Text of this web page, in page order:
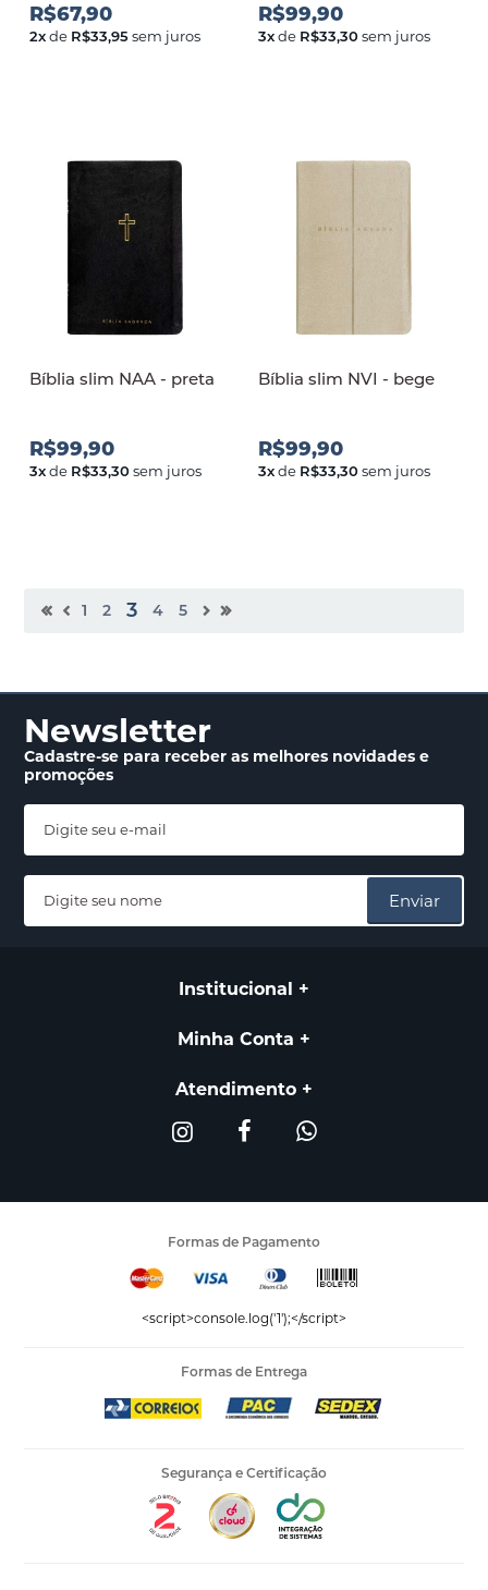
R$67,90
2xde R$33,95sem juros
R$99,90
3xde R$33,30sem juros
Bíblia slim NAA - preta
R$99,90
3xde R$33,30sem juros
Bíblia slim NVI - bege
R$99,90
3xde R$33,30sem juros
1 2 3 4 5
Newsletter
Cadastre-se para receberas melhores novidadese
promoções
Enviar
Institucional
Minha Conta
Atendimento
Formas de Pagamento
<script>console.log('1');</script>
Formas de Entrega
Segurança e Certificação